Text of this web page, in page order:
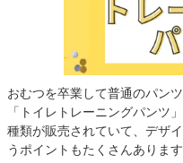
おむつを卒業して普通のパン
「トイレトレーニングパンツ
種類が販売されていて、デザ
うポイントもたくさんあります